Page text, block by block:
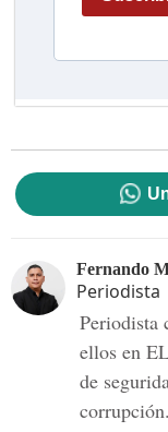
Fernando
Periodista
Periodista
ellos en
de